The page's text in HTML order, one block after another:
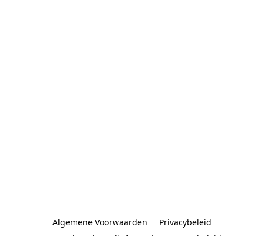
Algemene Voorwaarden
Privacybeleid